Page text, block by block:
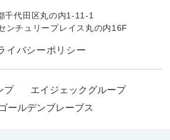
千代田区丸の内1-11-1
ンチュリープレイス丸の内16F
イバシーポリシー
プ
エイジェックグループ
ールデンブレーブス